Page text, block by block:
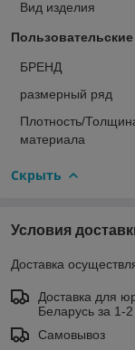
Вид изделия
БРЕНД
размерный ряд
Плотность/
материала
Скрыть
Условия
Доставка
Доставка для
Беларусь за 1-
Самовывоз